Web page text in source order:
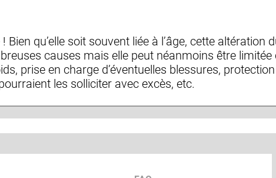
qu’elle soit souvent liée à l’âge, cette altération
causes mais elle peut néanmoins être
prise en charge d’éventuelles blessures,
les solliciter avec excès, etc.